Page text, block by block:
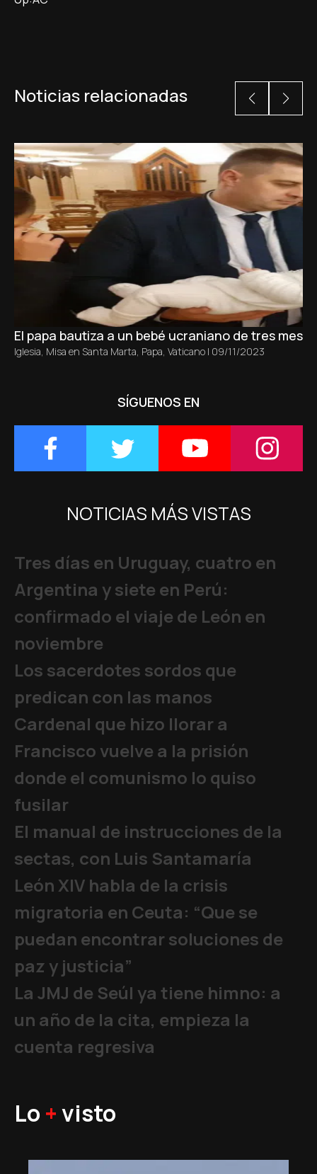
Noticias relacionadas
El papa bautiza a un bebé ucraniano de tres
Iglesia, Misa en Santa Marta, Papa, Vaticano | 09/11/2023
SÍGUENOS EN
NOTICIAS MÁS VISTAS
Tres días en Uruguay, cuatro en
Argentina y siete en Perú:
confirmado el viaje de León en
noviembre
Los sacerdotes sordos que
predican con las manos
Cardenal que hizo llorar a
Francisco vuelve a la prisión
donde el comunismo lo quiso
fusilar
El manual de instrucciones de la
sectas, con Luis Santamaría
León XIV habla de la crisis
migratoria en Ceuta: “Que se
puedan encontrar soluciones de
paz y justicia”
La JMJ de Seúl ya tiene himno: a
un año de la cita, empieza la
cuenta regresiva
Lo +visto